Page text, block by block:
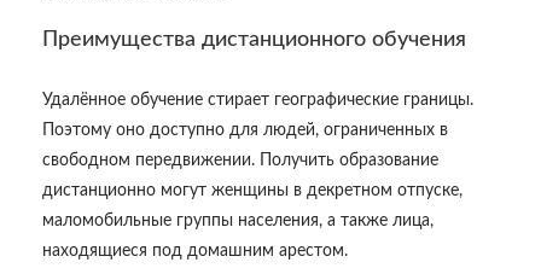
Преимущества дистанционного обучения
Удалённое обучение стирает географические границы.
Поэтому оно доступно для людей, ограниченных в
свободном передвижении. Получить образование
дистанционно могут женщины в декретном отпуске,
маломобильные группы населения, а также лица,
находящиеся под домашним арестом.